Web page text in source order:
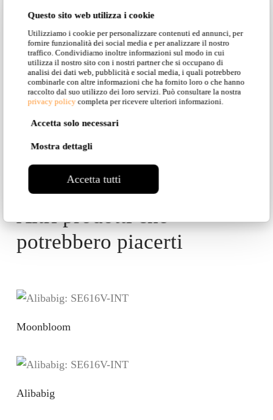
Questo sito web utilizza i cookie
Utilizziamo i cookie per personalizzare contenuti ed annunci, per
fornire funzionalità dei social media e per analizzare il nostro
traffico. Condividiamo inoltre informazioni sul modo in cui
utilizza il nostro sito con i nostri partner che si occupano di
analisi dei dati web, pubblicità e social media, i quali potrebbero
combinarle con altre informazioni che ha fornito loro o che hanno
raccolto dal suo utilizzo dei loro servizi. Può consultare la nostra
privacy policy completa per ricevere ulteriori informazioni.
Accetta solo necessari
Mostra dettagli
Accetta tutti
QUESTA
COLLEZIONE
Torna alla Collezione
Altri prodotti che
potrebbero piacerti
Moonbloom
Alibabig